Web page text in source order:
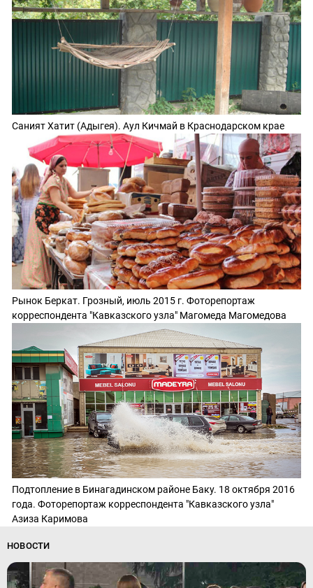
Саният Хатит (Адыгея). Аул Кичмай в Краснодарском крае
Рынок Беркат. Грозный, июль 2015 г. Фоторепортаж
корреспондента "Кавказского узла" Магомеда Магомедова
Подтопление в Бинагадинском районе Баку. 18 октября 2016
года. Фоторепортаж корреспондента "Кавказского узла"
Азиза Каримова
НОВОСТИ